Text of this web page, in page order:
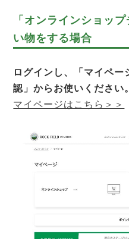
「オンラインショッ
い物をする場合
ログインし、「マイペ
認」からお使いください。
マイページはこちら＞＞